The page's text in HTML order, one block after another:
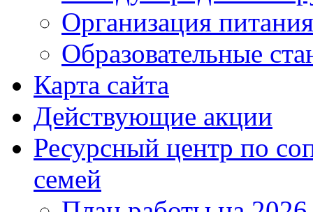
Организация питания
Образовательные
Карта сайта
Действующие акции
Ресурсный центр по
семей